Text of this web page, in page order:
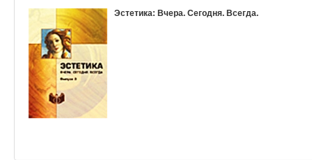
Эстетика: Вчера. Сегодня. Всегда.